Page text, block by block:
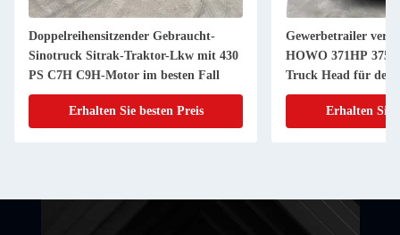
Gewerbetrailer verwendet Sinotruk
HOWO 371HP 375HP 6X4 Traktor
Truck Head für den afrikanischen
Markt
Erhalten Sie besten Preis
Hohe Leistung 480/
380 Gebrauchtes
Trailer Traktorkopf
Erhalten Sie